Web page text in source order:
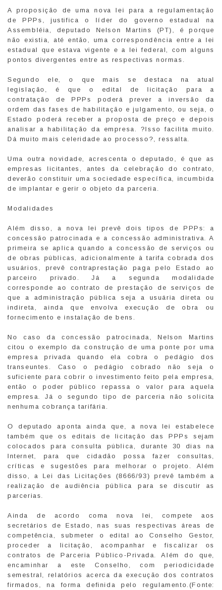
A proposição de uma nova lei para a regulamentação
de PPPs, justifica o líder do governo estadual na
Assembléia, deputado Nelson Martins (PT), é porque
não existia, até então, uma correspondência entre a lei
estadual que estava vigente e a lei federal, com alguns
pontos divergentes entre as respectivas normas.
Segundo ele, o que mais se destaca na atual
legislação, é que o edital de licitação para a
contratação de PPPs poderá prever a inversão da
ordem das fases de habilitação e julgamento, ou seja, o
Estado poderá receber a proposta de preço e depois
analisar a habilitação da empresa. ?Isso facilita muito.
Dá muito mais celeridade ao processo?, ressalta.
Uma outra novidade, acrescenta o deputado, é que as
empresas licitantes, antes da celebração do contrato,
deverão constituir uma sociedade específica, incumbida
de implantar e gerir o objeto da parceria.
Modalidades
Além disso, a nova lei prevê dois tipos de PPPs: a
concessão patrocinada e a concessão administrativa. A
primeira se aplica quando a concessão de serviços ou
de obras públicas, adicionalmente à tarifa cobrada dos
usuários, prevê contraprestação paga pelo Estado ao
parceiro privado. Já a segunda modalidade
corresponde ao contrato de prestação de serviços de
que a administração pública seja a usuária direta ou
indireta, ainda que envolva execução de obra ou
fornecimento e instalação de bens.
No caso da concessão patrocinada, Nelson Martins
citou o exemplo da construção de uma ponte por uma
empresa privada quando ela cobra o pedágio dos
transeuntes. Caso o pedágio cobrado não seja o
suficiente para cobrir o investimento feito pela empresa,
então o poder público repassa o valor para aquela
empresa. Já o segundo tipo de parceria não solicita
nenhuma cobrança tarifária.
O deputado aponta ainda que, a nova lei estabelece
também que os editais de licitação das PPPs sejam
colocados para consulta pública, durante 30 dias na
Internet, para que cidadão possa fazer consultas,
críticas e sugestões para melhorar o projeto. Além
disso, a Lei das Licitações (8666/93) prevê também a
realização de audiência pública para se discutir as
parcerias.
Ainda de acordo coma nova lei, compete aos
secretários de Estado, nas suas respectivas áreas de
competência, submeter o edital ao Conselho Gestor,
proceder a licitação, acompanhar e fiscalizar os
contratos de Parceria Público-Privada. Além do que,
encaminhar a este Conselho, com periodicidade
semestral, relatórios acerca da execução dos contratos
firmados, na forma definida pelo regulamento.(Fonte: